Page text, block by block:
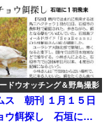
ドウオッチング＆野鳥撮影
１月１５日
ウ餌探し 石垣に１